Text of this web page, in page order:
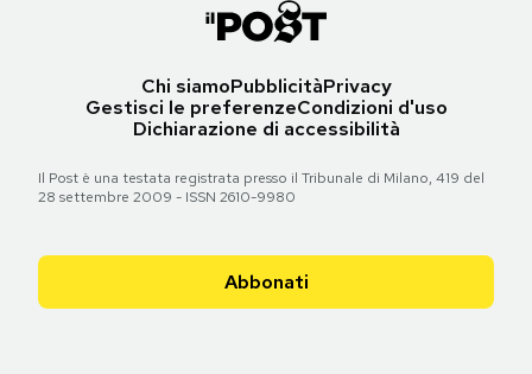
Chi siamoPubblicitàPrivacy
Gestisci le preferenzeCondizioni d'uso
Dichiarazione di accessibilità
Il Post è una testata registrata presso il Tribunale di Milano, 419 del
28 settembre 2009 - ISSN 2610-9980
Abbonati